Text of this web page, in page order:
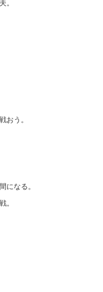
。
おう。
になる。
。